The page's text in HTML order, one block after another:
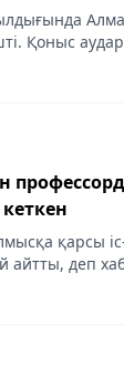
Қоныс
ӘКК
қарсы
айтты, деп